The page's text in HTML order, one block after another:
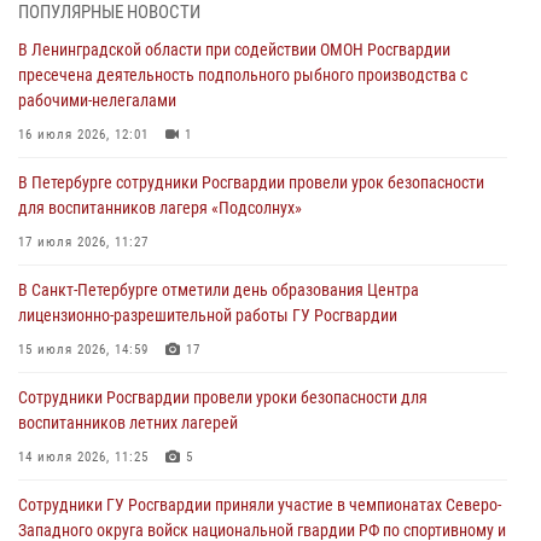
06 августа 2026, 13:39 1
В Центральном районе росгвардейцы оперативно задержали
хулигана, стрелявшего из пускового устройства рядом с жилыми
домами
06 августа 2026, 11:36
Сотрудники и военнослужащие Росгвардии обеспечили
правопорядок при проведении матча "Зенит" - "Балтика"
06 августа 2026, 07:30
В Выборгском районе наряд Росгвардии обнаружил
разыскиваемый преступный автотранспорт
05 августа 2026, 12:25 2
Петербургские росгвардейцы обнаружили объявленный в розыск
автомобиль, ранее использовавшийся при совершении кражи в
Ленобласти
ПОПУЛЯРНЫЕ НОВОСТИ
В Ленинградской области при содействии ОМОН Росгвардии
пресечена деятельность подпольного рыбного производства с
рабочими-нелегалами
16 июля 2026, 12:01 1
В Петербурге сотрудники Росгвардии провели урок безопасности
для воспитанников лагеря «Подсолнух»
17 июля 2026, 11:27
В Санкт-Петербурге отметили день образования Центра
лицензионно-разрешительной работы ГУ Росгвардии
15 июля 2026, 14:59 17
Сотрудники Росгвардии провели уроки безопасности для
воспитанников летних лагерей
14 июля 2026, 11:25 5
Сотрудники ГУ Росгвардии приняли участие в чемпионатах Северо-
Западного округа войск национальной гвардии РФ по спортивному и